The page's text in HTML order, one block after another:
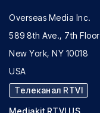
Overseas Media Inc.
589 8th Ave., 7th Floor
New York, NY 10018
USA
Телеканал RTVI